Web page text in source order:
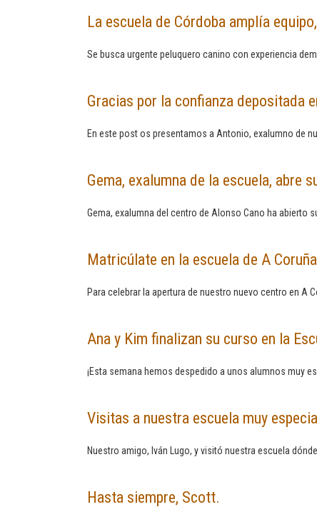
La escuela de Córdoba amplía
Se busca urgente peluquero canino con experiencia
Gracias por la confianza depositada
En este post os presentamos a Antonio, exalumno de
Gema, exalumna de la escuela, abre
Gema, exalumna del centro de Alonso Cano ha abierto
Matricúlate en la escuela de A
Para celebrar la apertura de nuestro nuevo centro en A
Ana y Kim finalizan su curso en la
¡Esta semana hemos despedido a unos alumnos muy
Visitas a nuestra escuela muy
Nuestro amigo, Iván Lugo, y visitó nuestra escuela
Hasta siempre, Scott.